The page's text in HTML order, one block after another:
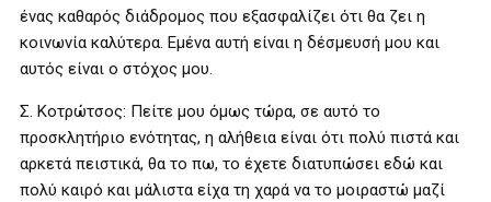
ένας καθαρός διάδρομος που εξασφαλίζει ότι θα ζει η
κοινωνία καλύτερα. Εμένα αυτή είναι η δέσμευσή μου και
αυτός είναι ο στόχος μου.
Σ. Κοτρώτσος: Πείτε μου όμως τώρα, σε αυτό το
προσκλητήριο ενότητας, η αλήθεια είναι ότι πολύ πιστά και
αρκετά πειστικά, θα το πω, το έχετε διατυπώσει εδώ και
πολύ καιρό και μάλιστα είχα τη χαρά να το μοιραστώ μαζί